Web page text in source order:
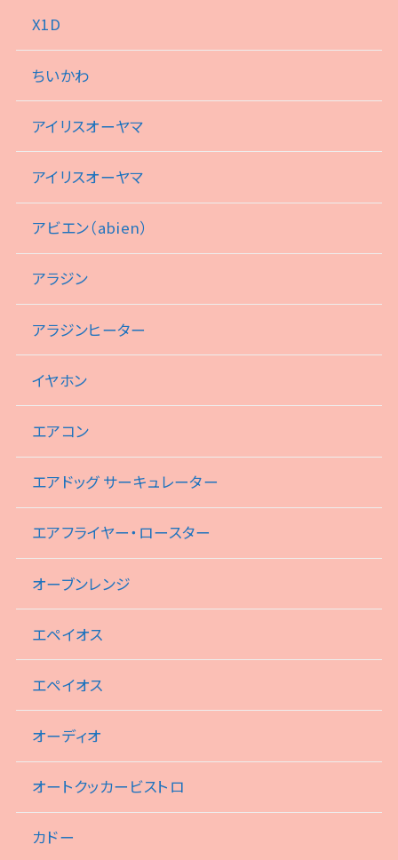
X1D
ちいかわ
アイリスオーヤマ
アイリスオーヤマ
アビエン（abien）
アラジン
アラジンヒーター
イヤホン
エアコン
エアドッグ サーキュレーター
エアフライヤー・ロースター
オーブンレンジ
エペイオス
エペイオス
オーディオ
オートクッカービストロ
カドー